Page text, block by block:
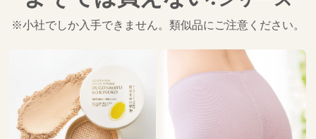
※小社でしか入手できません。類似品にご注意ください。